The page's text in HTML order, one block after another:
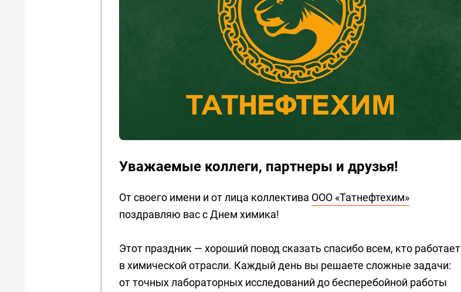
Уважаемые коллеги, партнеры и друзья!
От своего имени и от лица коллектива ООО «Татнефтехим»
поздравляю вас с Днем химика!
Этот праздник — хороший повод сказать спасибо всем, кто работает
в химической отрасли. Каждый день вы решаете сложные задачи:
от точных лабораторных исследований до бесперебойной работы